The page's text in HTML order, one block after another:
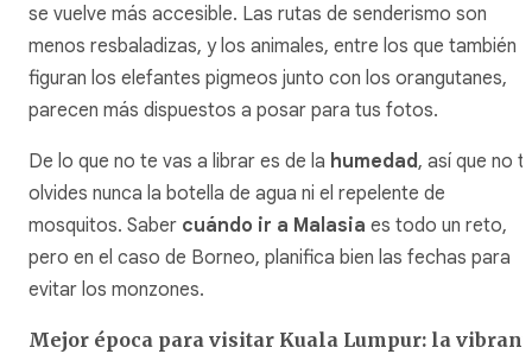
se vuelve más accesible. Las rutas de senderismo son
menos resbaladizas, y los animales, entre los que también
figuran los elefantes pigmeos junto con los orangutanes,
parecen más dispuestos a posar para tus fotos.
De lo que no te vas a librar es de la humedad , así que no
olvides nunca la botella de agua ni el repelente de
mosquitos. Saber cuándo ir a Malasia es todo un reto,
pero en el caso de Borneo, planifica bien las fechas para
evitar los monzones.
Mejor época para visitar Kuala Lumpur: la